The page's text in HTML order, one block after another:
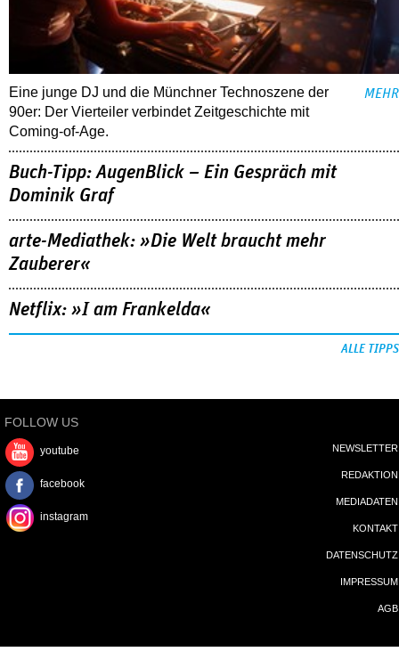
Eine junge DJ und die Münchner Technoszene der
90er: Der Vierteiler verbindet Zeitgeschichte mit
Coming-of-Age.
MEHR
Buch-Tipp: AugenBlick – Ein Gespräch mit
Dominik Graf
arte-Mediathek: »Die Welt braucht mehr
Zauberer«
Netflix: »I am Frankelda«
ALLE TIPPS
FOLLOW US
youtube
facebook
instagram
NEWSLETTER
REDAKTION
MEDIADATEN
KONTAKT
DATENSCHUTZ
IMPRESSUM
AGB